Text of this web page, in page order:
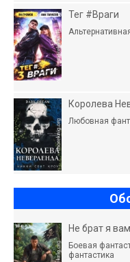
Тег #Враги
Королева
Любовная
Не брат я
Боевая
фантастика